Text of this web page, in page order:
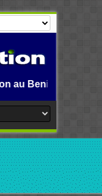
Afrique et dans le